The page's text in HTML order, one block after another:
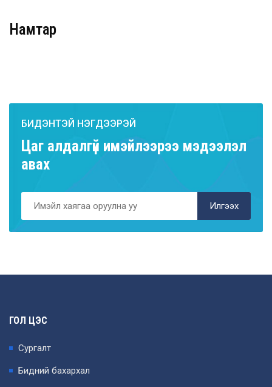
Намтар
БИДЭНТЭЙ НЭГДЭЭРЭЙ
Цаг алдалгүй имэйлээрээ мэдээлэл
авах
Илгээх
ГОЛ ЦЭС
Сургалт
Бидний бахархал